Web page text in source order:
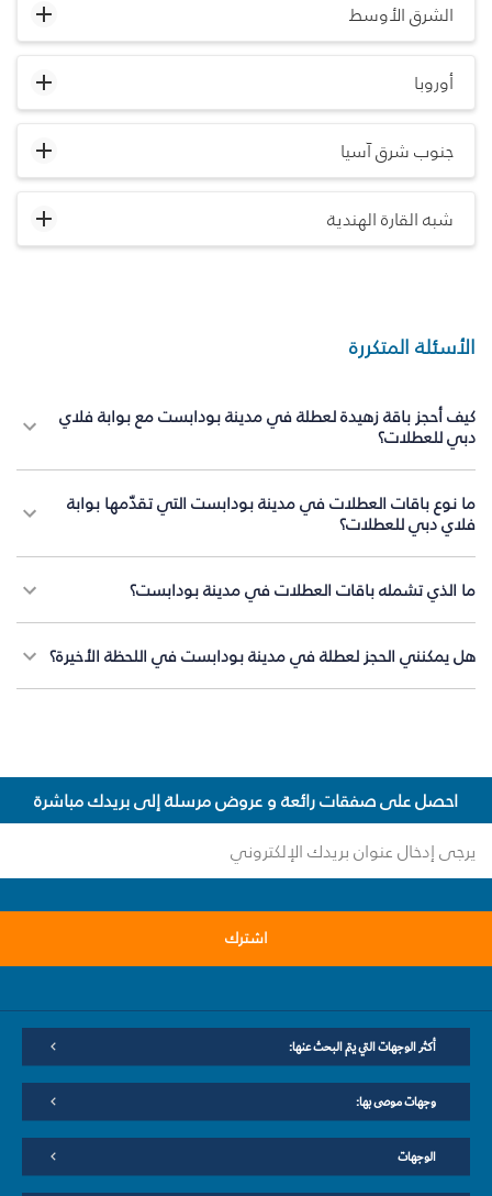
الشرق الأوسط
أوروبا
جنوب شرق آسيا
شبه القارة الهندية
الأسئلة المتكررة
كيف أحجز باقة زهيدة لعطلة في مدينة بودابست مع بوابة فلاي
دبي للعطلات؟
ما نوع باقات العطلات في مدينة بودابست التي تقدّمها بوابة
فلاي دبي للعطلات؟
ما الذي تشمله باقات العطلات في مدينة بودابست؟
هل يمكنني الحجز لعطلة في مدينة بودابست في اللحظة الأخيرة؟
احصل على صفقات رائعة و عروض مرسلة إلى بريدك مباشرة
اشترك
أكثر الوجهات التي يتم البحث عنها:
وجهات موصى بها:
الوجهات